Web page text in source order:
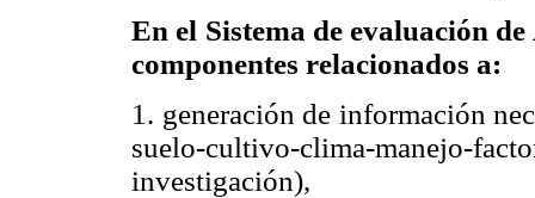
En el Sistema de evaluación
componentes relacionados a:
1. generación de información
suelo-cultivo-clima-
investigación),